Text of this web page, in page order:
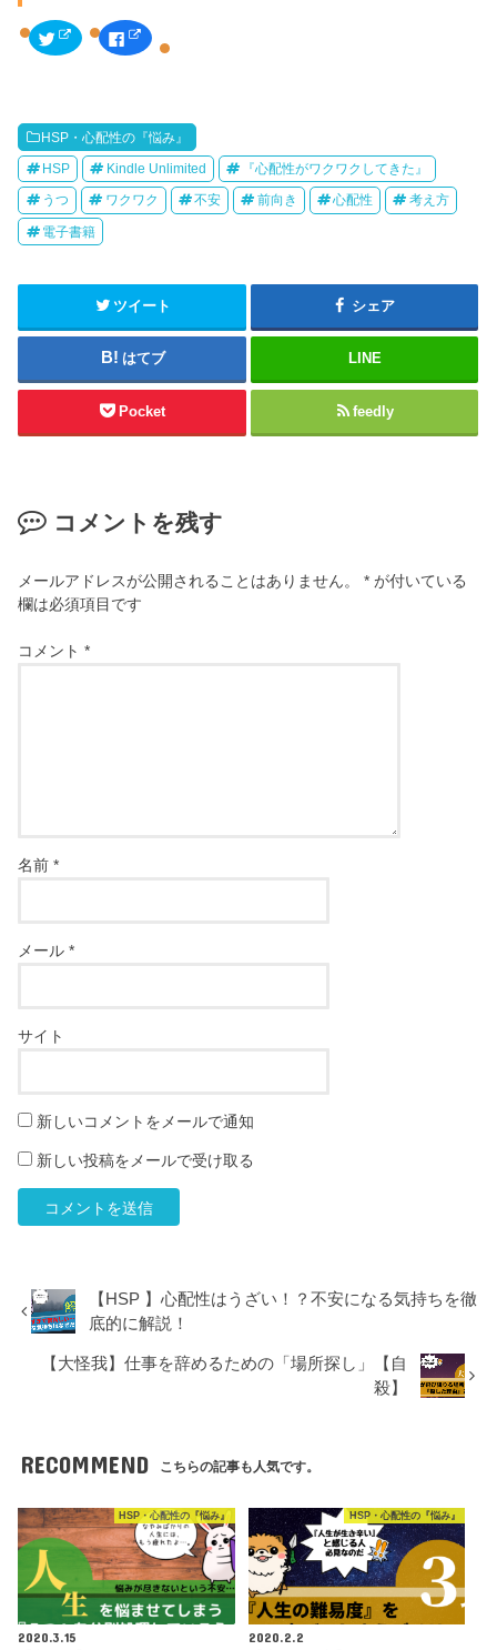
ク
ッ
w
i
t
t
e
r
で
共
有
(
い
ン
ド
開
き
)
F
c
k
で
共
有
す
る
に
は
し
て
く
だ
さ
い
(
新
し
い
ウ
ィ
き
ま
す
HSP・心配性の『悩み』
HSP Kindle Unlimited 『心配性がワクワクしてきた』
うつ ワクワク 不安 前向き 心配性 考え方
電子書籍
ツイート シェア
はてブ LINE
Pocket feedly
コメントを残す
メールアドレスが公開されることはありません。 * が付いている
欄は必須項目です
コメント*
名前*
メール*
サイト
新しいコメントをメールで通知
新しい投稿をメールで受け取る
【HSP 】心配性はうざい！？不安になる気持ちを徹
底的に解説！
【大怪我】仕事を辞めるための「場所探し」【自
殺】
RECOMMEND こちらの記事も人気です。
HSP・心配性の『悩み』
2020.3.15
HSP・心配性の『悩み』
2020.2.2